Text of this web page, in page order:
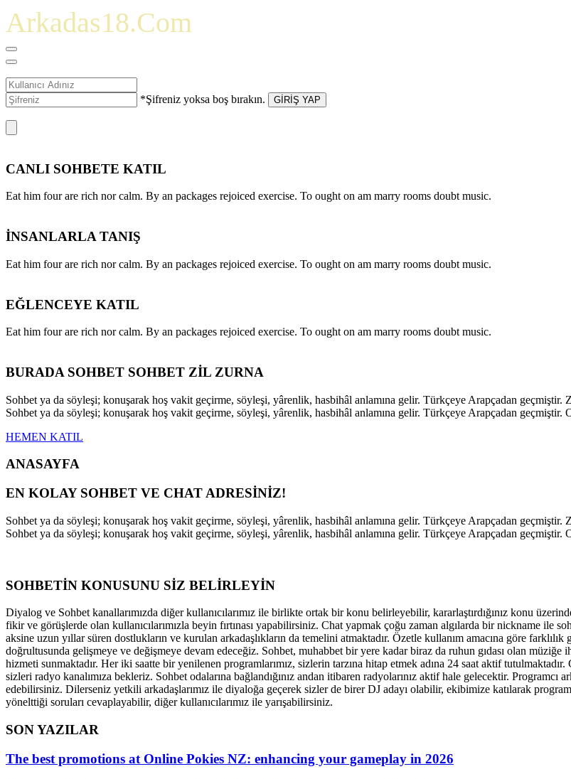
Arkadas18.Com
*Şifreniz yoksa boş bırakın. GİRİŞ YAP
CANLI SOHBETE KATIL
Eat him four are rich nor calm. By an packages rejoiced exercise. To ought on am marry rooms doubt music.
İNSANLARLA TANIŞ
Eat him four are rich nor calm. By an packages rejoiced exercise. To ought on am marry rooms doubt music.
EĞLENCEYE KATIL
Eat him four are rich nor calm. By an packages rejoiced exercise. To ought on am marry rooms doubt music.
BURADA SOHBET SOHBET ZİL ZURNA
Sohbet ya da söyleşi; konuşarak hoş vakit geçirme, söyleşi, yârenlik, hasbihâl anlamına gelir. Türkçeye Arapçadan geçmiştir.
Sohbet ya da söyleşi; konuşarak hoş vakit geçirme, söyleşi, yârenlik, hasbihâl anlamına gelir. Türkçeye Arapçadan geçmiştir.
HEMEN KATIL
ANASAYFA
EN KOLAY SOHBET VE CHAT ADRESİNİZ!
Sohbet ya da söyleşi; konuşarak hoş vakit geçirme, söyleşi, yârenlik, hasbihâl anlamına gelir. Türkçeye Arapçadan geçmiştir.
Sohbet ya da söyleşi; konuşarak hoş vakit geçirme, söyleşi, yârenlik, hasbihâl anlamına gelir. Türkçeye Arapçadan geçmiştir.
SOHBETİN KONUSUNU SİZ BELİRLEYİN
Diyalog ve Sohbet kanallarımızda diğer kullanıcılarımız ile birlikte ortak bir konu belirleyebilir, kararlaştırdığınız konu
fikir ve görüşlerde olan kullanıcılarımızla beyin fırtınası yapabilirsiniz. Chat yapmak çoğu zaman algılarda bir nickname ile
aksine uzun yıllar süren dostlukların ve kurulan arkadaşlıkların da temelini atmaktadır. Özetle kullanım amacına göre
doğrultusunda gelişmeye ve değişmeye devam edeceğiz. Sohbet, muhabbet bir yere kadar biraz da ruhun gıdası olan müziğe
hizmeti sunmaktadır. Her iki saatte bir yenilenen programlarımız, sizlerin tarzına hitap etmek adına 24 saat aktif
sizleri radyo kanalımıza bekleriz. Sohbet odalarına bağlandığınız andan itibaren radyolarınız aktif hale gelecektir. Programcı
edebilirsiniz. Dilerseniz yetkili arkadaşlarımız ile diyaloğa geçerek sizler de birer DJ adayı olabilir, ekibimize katılarak
yönelttiği soruları cevaplayabilir, diğer kullanıcılarımız ile yarışabilirsiniz.
SON YAZILAR
The best promotions at Online Pokies NZ: enhancing your gameplay in 2026